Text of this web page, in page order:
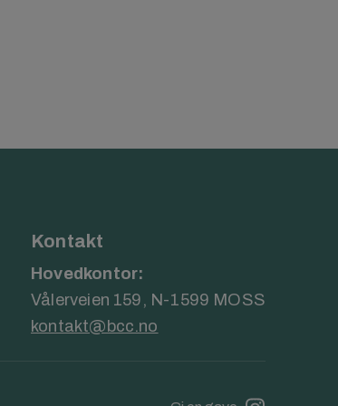
Kontakt
Hovedkontor:
Vålerveien 159, N-1599 MOSS
kontakt@bcc.no